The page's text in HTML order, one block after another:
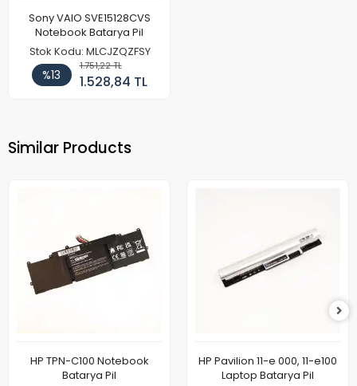
Sony VAIO SVE15128CVS
Notebook Batarya Pil
Stok Kodu: MLCJZQZFSY
%13
1.751,22 TL
1.528,84 TL
Similar Products
HP TPN-C100 Notebook
Batarya Pil
HP Pavilion 11-e 000, 11-e100
Laptop Batarya Pil